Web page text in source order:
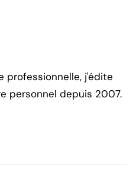
professionnelle, j'édite
personnel depuis 2007.